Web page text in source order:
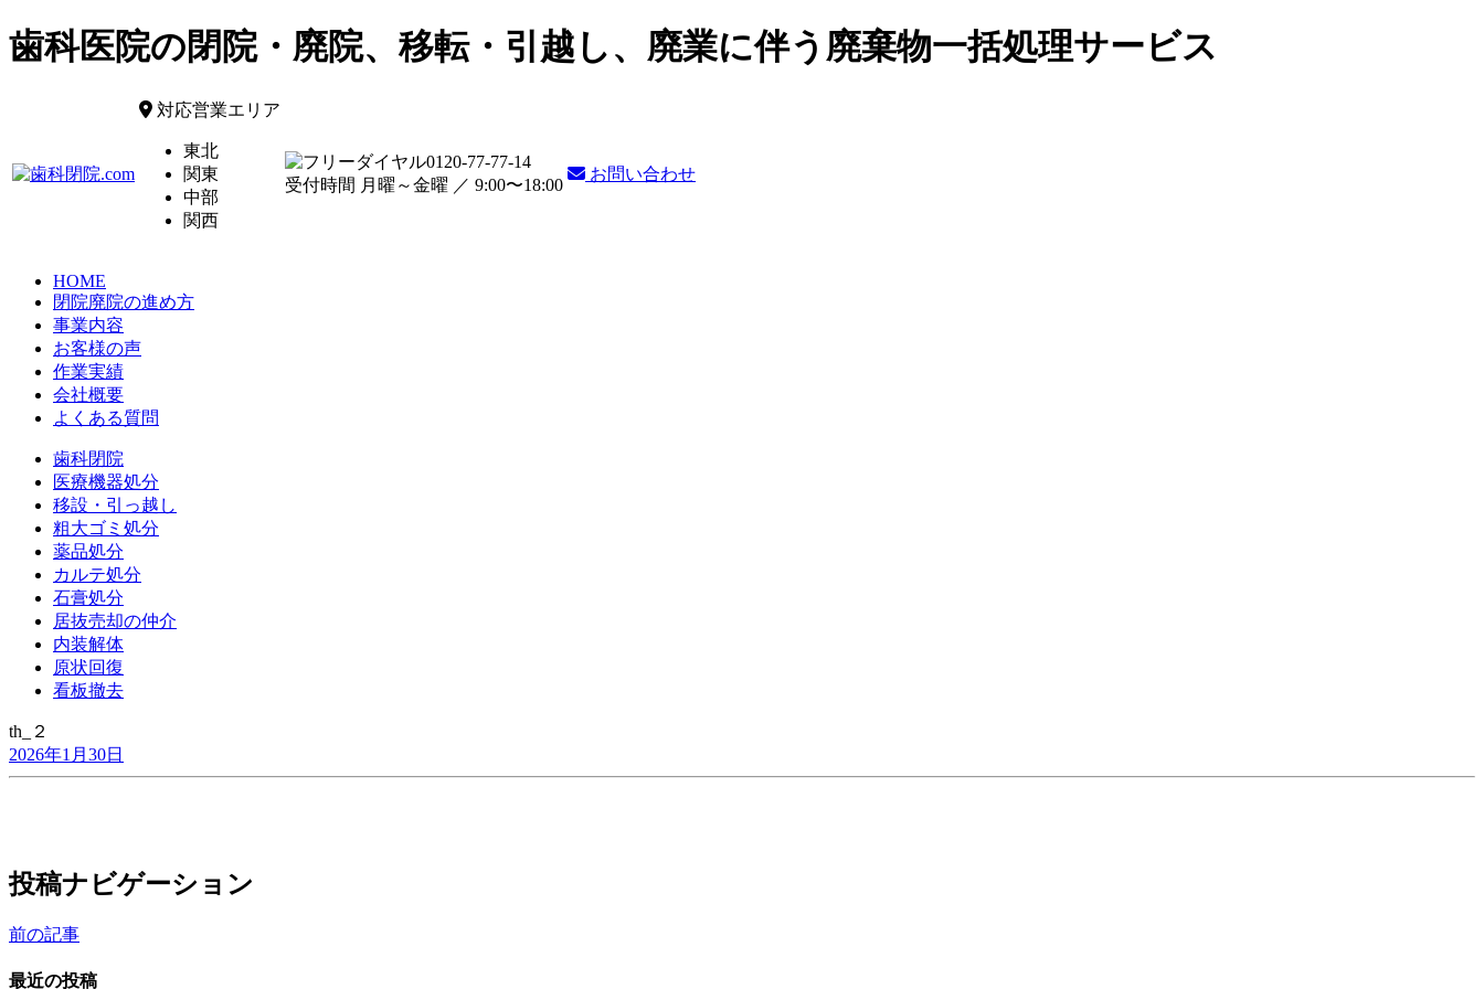
歯科医院の閉院・廃院、移転・引越し、廃業に伴う廃棄物一括処理サービス
対応営業エリア
東北
関東
中部
関西
0120-77-77-14
受付時間 月曜～金曜 ／ 9:00〜18:00
お問い合わせ
HOME
閉院廃院の進め方
事業内容
お客様の声
作業実績
会社概要
よくある質問
歯科閉院
医療機器処分
移設・引っ越し
粗大ゴミ処分
薬品処分
カルテ処分
石膏処分
居抜売却の仲介
内装解体
原状回復
看板撤去
th_２
2026年1月30日
投稿ナビゲーション
前の記事
最近の投稿